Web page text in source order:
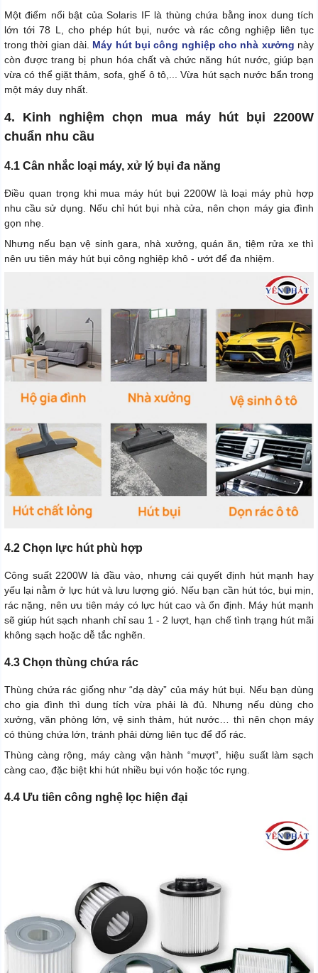
Một điểm nổi bật của Solaris IF là thùng chứa bằng inox dung tích
lớn tới 78 L, cho phép hút bụi, nước và rác công nghiệp liên tục
trong thời gian dài. Máy hút bụi công nghiệp cho nhà xưởng này
còn được trang bị phun hóa chất và chức năng hút nước, giúp bạn
vừa có thể giặt thảm, sofa, ghế ô tô,... Vừa hút sạch nước bẩn trong
một máy duy nhất.
4. Kinh nghiệm chọn mua máy hút bụi 2200W
chuẩn nhu cầu
4.1 Cân nhắc loại máy, xử lý bụi đa năng
Điều quan trọng khi mua máy hút bụi 2200W là loại máy phù hợp
nhu cầu sử dụng. Nếu chỉ hút bụi nhà cửa, nên chọn máy gia đình
gọn nhẹ.
Nhưng nếu bạn vệ sinh gara, nhà xưởng, quán ăn, tiệm rửa xe thì
nên ưu tiên máy hút bụi công nghiệp khô - ướt để đa nhiệm.
4.2 Chọn lực hút phù hợp
Công suất 2200W là đầu vào, nhưng cái quyết định hút mạnh hay
yếu lại nằm ở lực hút và lưu lượng gió. Nếu bạn cần hút tóc, bụi mịn,
rác nặng, nên ưu tiên máy có lực hút cao và ổn định. Máy hút mạnh
sẽ giúp hút sạch nhanh chỉ sau 1 - 2 lượt, hạn chế tình trạng hút mãi
không sạch hoặc dễ tắc nghẽn.
4.3 Chọn thùng chứa rác
Thùng chứa rác giống như “dạ dày” của máy hút bụi. Nếu bạn dùng
cho gia đình thì dung tích vừa phải là đủ. Nhưng nếu dùng cho
xưởng, văn phòng lớn, vệ sinh thảm, hút nước… thì nên chọn máy
có thùng chứa lớn, tránh phải dừng liên tục để đổ rác.
Thùng càng rộng, máy càng vận hành “mượt”, hiệu suất làm sạch
càng cao, đặc biệt khi hút nhiều bụi vón hoặc tóc rụng.
4.4 Ưu tiên công nghệ lọc hiện đại